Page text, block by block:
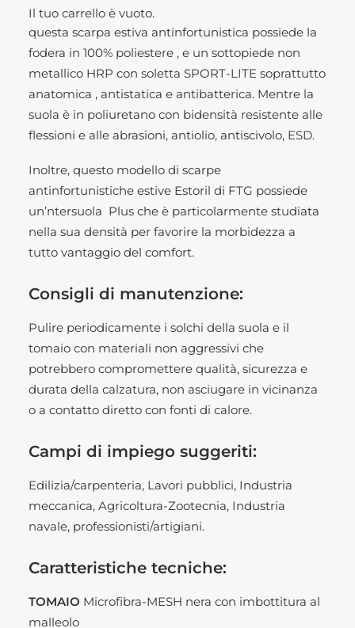
Il tuo carrello è vuoto.
nero/rosso con imbottitura al malleolo. In aggiunta
questa scarpa estiva antinfortunistica possiede la
fodera in 100% poliestere , e un sottopiede non
metallico HRP con soletta SPORT-LITE soprattutto
anatomica , antistatica e antibatterica. Mentre la
suola è in poliuretano con bidensità resistente alle
flessioni e alle abrasioni, antiolio, antiscivolo, ESD.
Inoltre, questo modello di scarpe
antinfortunistiche estive Estoril di FTG possiede
un’ntersuola Plus che è particolarmente studiata
nella sua densità per favorire la morbidezza a
tutto vantaggio del comfort.
Consigli di manutenzione:
Pulire periodicamente i solchi della suola e il
tomaio con materiali non aggressivi che
potrebbero compromettere qualità, sicurezza e
durata della calzatura, non asciugare in vicinanza
o a contatto diretto con fonti di calore.
Campi di impiego suggeriti:
Edilizia/carpenteria, Lavori pubblici, Industria
meccanica, Agricoltura-Zootecnia, Industria
navale, professionisti/artigiani.
Caratteristiche tecniche:
TOMAIO Microfibra-MESH nera con imbottitura al
malleolo